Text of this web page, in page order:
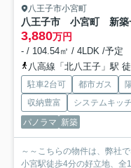
八王子市小宮町
八王子市 小宮町 新築
3,880万円
- / 104.54㎡ / 4LDK /予定
八高線「北八王子」駅
駐車2台可 都市ガス
収納豊富
システムキッ
パノラマ 新築
～～こちらの物件は、弊社
小宮駅徒歩4分の好立地、全